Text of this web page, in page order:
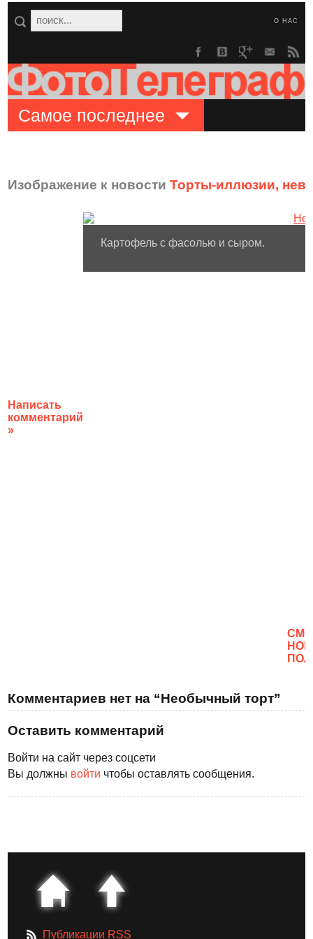
О НАС
Самое последнее
Изображение к новостиТорты-иллюзии,
Написать
комментарий
»
Картофель с фасолью и сыром.
Комментариев нет на “Необычный торт”
Оставить комментарий
Войти на сайт через соцсети
Вы должны войти чтобы оставлять сообщения.
Публикации RSS